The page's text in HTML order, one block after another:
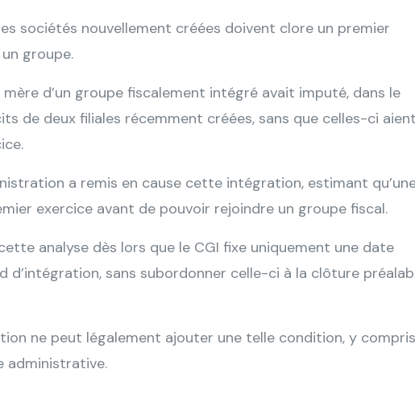
sociétés nouvellement créées doivent clore un premier
groupe.
mère d’un groupe fiscalement intégré avait imputé, dans le
de deux filiales récemment créées, sans que celles-ci aient
a remis en cause cette intégration, estimant
exercice avant de pouvoir rejoindre un groupe fiscal.
analyse dès lors que le CGI fixe uniquement une date
d’intégration, sans subordonner celle-ci à la clôture
ne peut légalement ajouter une telle condition, y compris
administrative.